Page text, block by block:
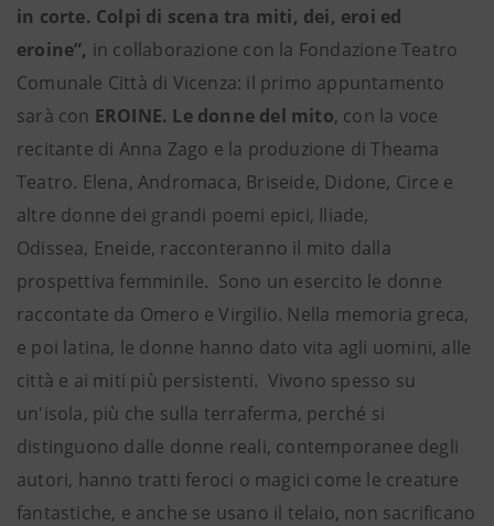
in corte. Colpi di scena tra miti, dei, eroi ed
eroine”, in collaborazione con la Fondazione Teatro
Comunale Città di Vicenza: il primo appuntamento
sarà con EROINE. Le donne del mito, con la voce
recitante di Anna Zago e la produzione di Theama
Teatro. Elena, Andromaca, Briseide, Didone, Circe e
altre donne dei grandi poemi epici, Iliade,
Odissea, Eneide, racconteranno il mito dalla
prospettiva femminile. Sono un esercito le donne
raccontate da Omero e Virgilio. Nella memoria greca,
e poi latina, le donne hanno dato vita agli uomini, alle
città e ai miti più persistenti. Vivono spesso su
un'isola, più che sulla terraferma, perché si
distinguono dalle donne reali, contemporanee degli
autori, hanno tratti feroci o magici come le creature
fantastiche, e anche se usano il telaio, non sacrificano